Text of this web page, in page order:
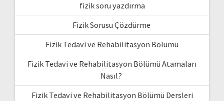
fizik soru yazdırma
Fizik Sorusu Çözdürme
Fizik Tedavi ve Rehabilitasyon Bölümü
Fizik Tedavi ve Rehabilitasyon Bölümü Atamaları
Nasıl?
Fizik Tedavi ve Rehabilitasyon Bölümü Dersleri